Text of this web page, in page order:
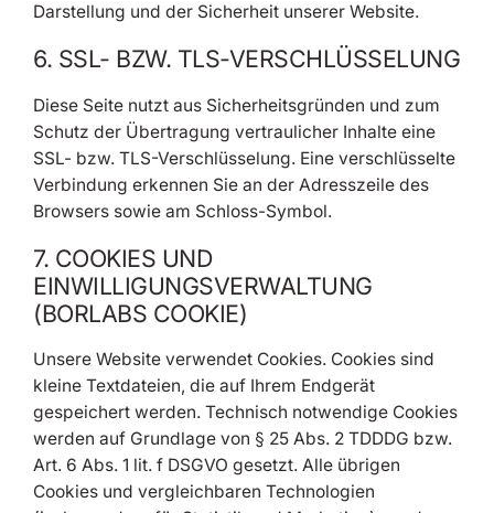
Darstellung und der Sicherheit unserer Website.
6. SSL- BZW. TLS-VERSCHLÜSSELUNG
Diese Seite nutzt aus Sicherheitsgründen und zum
Schutz der Übertragung vertraulicher Inhalte eine
SSL- bzw. TLS-Verschlüsselung. Eine verschlüsselte
Verbindung erkennen Sie an der Adresszeile des
Browsers sowie am Schloss-Symbol.
7. COOKIES UND
EINWILLIGUNGSVERWALTUNG
(BORLABS COOKIE)
Unsere Website verwendet Cookies. Cookies sind
kleine Textdateien, die auf Ihrem Endgerät
gespeichert werden. Technisch notwendige Cookies
werden auf Grundlage von § 25 Abs. 2 TDDDG bzw.
Art. 6 Abs. 1 lit. f DSGVO gesetzt. Alle übrigen
Cookies und vergleichbaren Technologien